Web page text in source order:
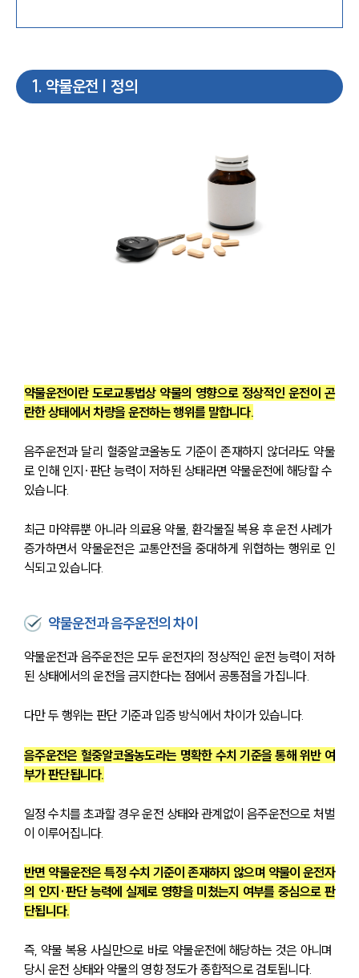
1. 약물운전 | 정의
약물운전이란 도로교통법상 약물의 영향으로 정상적인 운전이 곤
란한 상태에서 차량을 운전하는 행위를 말합니다.
음주운전과 달리 혈중알코올농도 기준이 존재하지 않더라도 약물
로 인해 인지·판단 능력이 저하된 상태라면 약물운전에 해당할 수
있습니다.
최근 마약류뿐 아니라 의료용 약물, 환각물질 복용 후 운전 사례가
증가하면서 약물운전은 교통안전을 중대하게 위협하는 행위로 인
식되고 있습니다.
약물운전과 음주운전의 차이
약물운전과 음주운전은 모두 운전자의 정상적인 운전 능력이 저하
된 상태에서의 운전을 금지한다는 점에서 공통점을 가집니다.
다만 두 행위는 판단 기준과 입증 방식에서 차이가 있습니다.
음주운전은 혈중알코올농도라는 명확한 수치 기준을 통해 위반 여
부가 판단됩니다.
일정 수치를 초과할 경우 운전 상태와 관계없이 음주운전으로 처벌
이 이루어집니다.
반면 약물운전은 특정 수치 기준이 존재하지 않으며 약물이 운전자
의 인지·판단 능력에 실제로 영향을 미쳤는지 여부를 중심으로 판
단됩니다.
즉, 약물 복용 사실만으로 바로 약물운전에 해당하는 것은 아니며
당시 운전 상태와 약물의 영향 정도가 종합적으로 검토됩니다.